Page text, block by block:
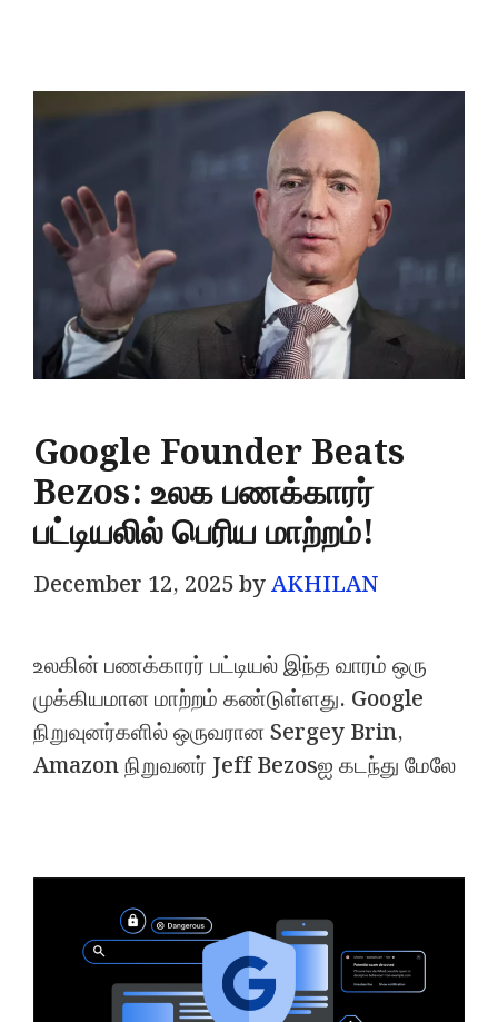
Google Founder Beats
Bezos: உலக பணக்காரர்
பட்டியலில் பெரிய மாற்றம்!
December 12, 2025byAKHILAN
உலகின் பணக்காரர் பட்டியல் இந்த வாரம் ஒரு
முக்கியமான மாற்றம் கண்டுள்ளது. Google
நிறுவுனர்களில் ஒருவரான Sergey Brin,
Amazon நிறுவனர் Jeff Bezosஐ கடந்து மேலே